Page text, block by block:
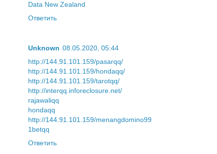
Data New Zealand
Ответить
Unknown 08.05.2020, 05:44
http://144.91.101.159/pasarqq/
http://144.91.101.159/hondaqq/
http://144.91.101.159/tarotqq/
http://interqq.inforeclosure.net/
rajawaliqq
hondaqq
http://144.91.101.159/menangdomino99
1betqq
Ответить